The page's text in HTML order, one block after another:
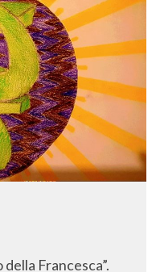
Francesca”.